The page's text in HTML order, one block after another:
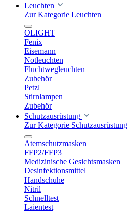
Leuchten
Zur Kategorie Leuchten
OLIGHT
Fenix
Eisemann
Notleuchten
Fluchtwegleuchten
Zubehör
Petzl
Stirnlampen
Zubehör
Schutzausrüstung
Zur Kategorie Schutzausrüstung
Atemschutzmasken
FFP2/FFP3
Medizinische Gesichtsmasken
Desinfektionsmittel
Handschuhe
Nitril
Schnelltest
Laientest